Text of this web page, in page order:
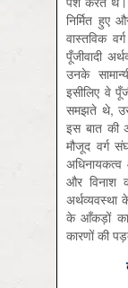
निर्मित हुए
वास्तविक
पूँजीवादी
उनके
इसीलिए वे
समझते थे,
इस बात की
मौजूद वर्ग
अधिनायकत्व
और विनाश
अर्थव्यवस्था
के आँकड़ों का
कारणों की